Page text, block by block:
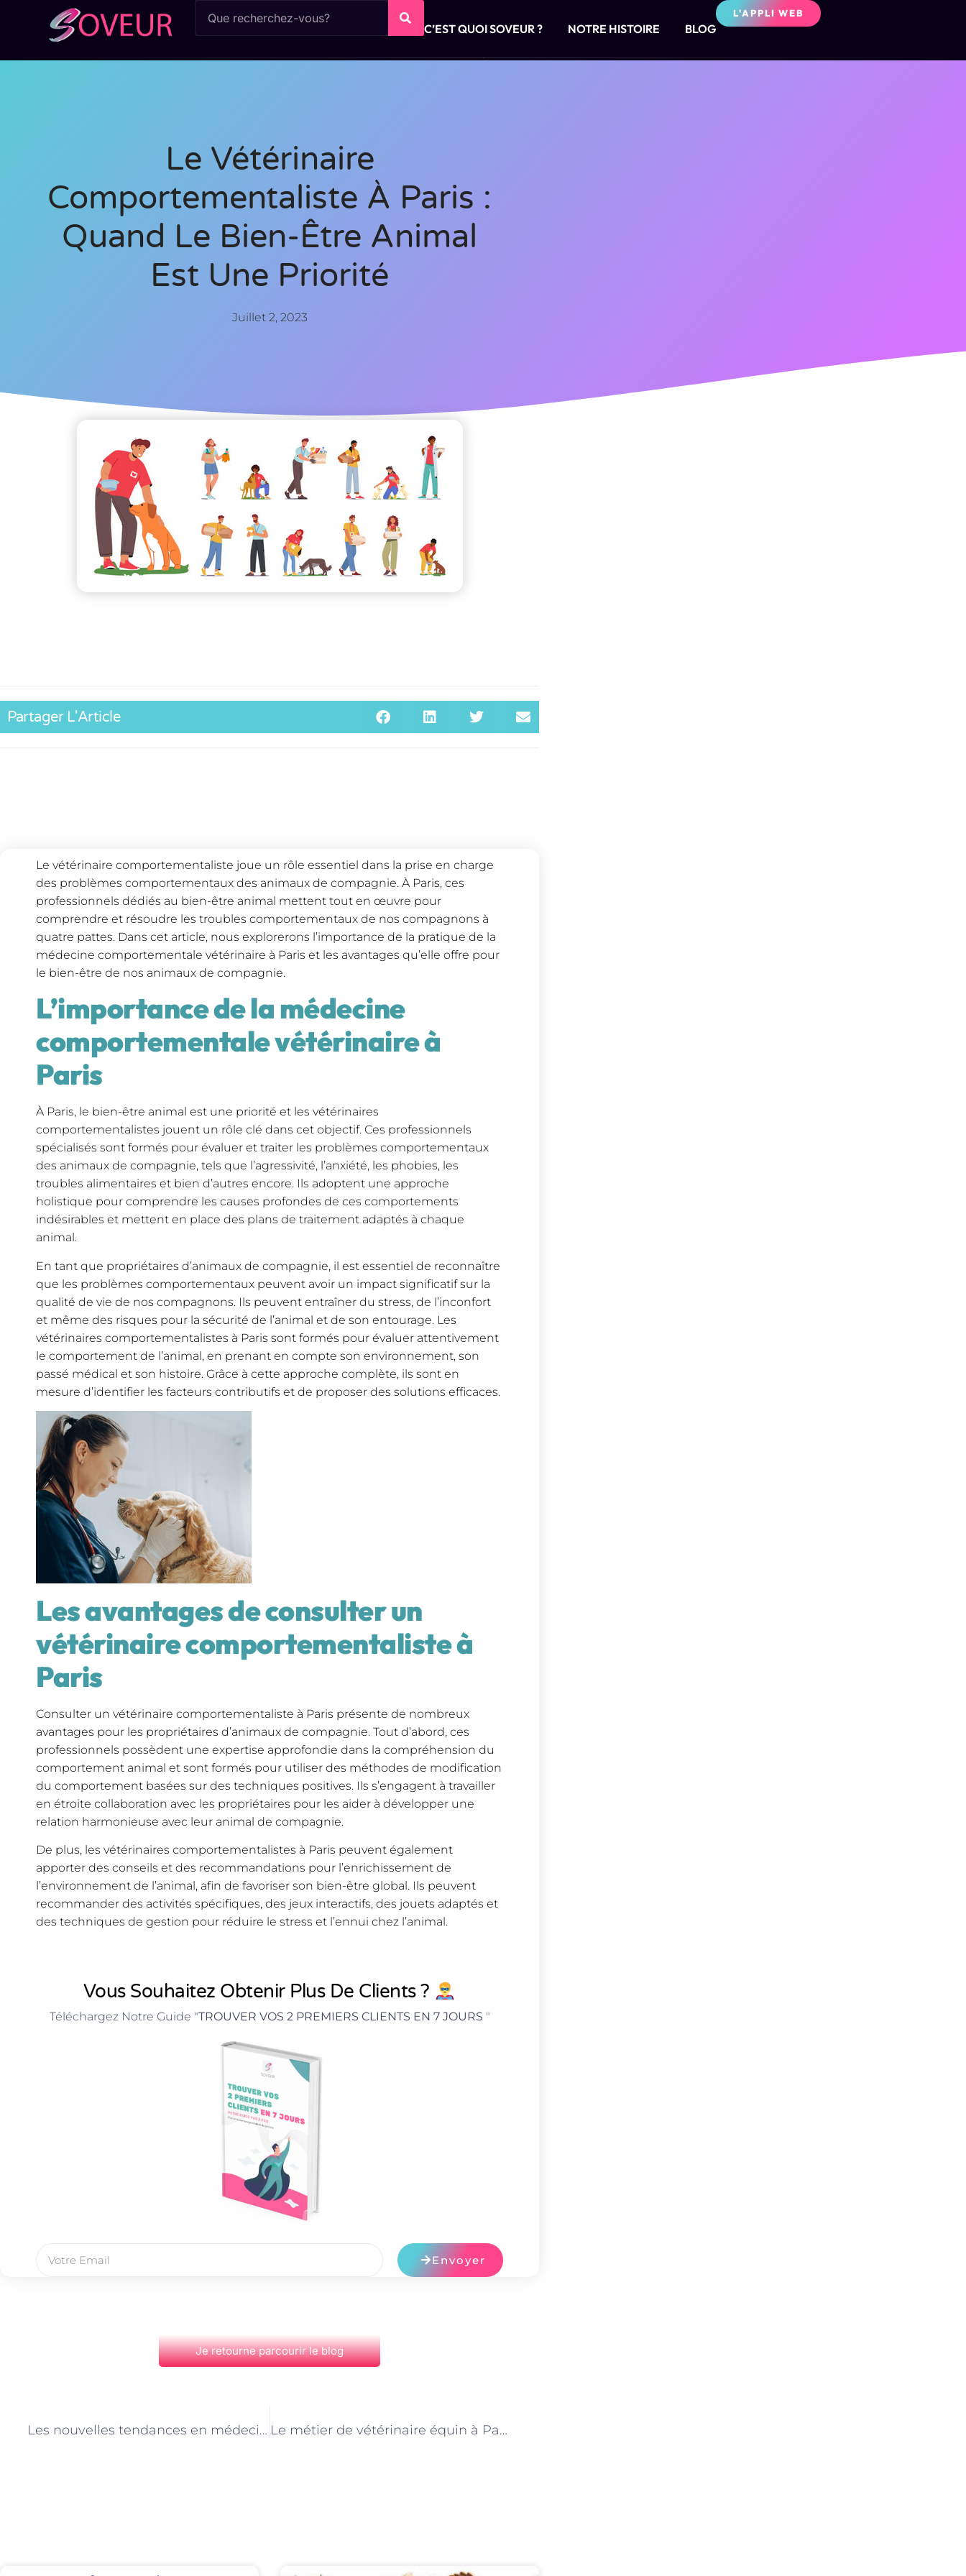
C’EST QUOI SOVEUR ? NOTRE HISTOIRE BLOG
L'APPLI WEB
Le Vétérinaire
Comportementaliste À Paris :
Quand Le Bien-Être Animal
Est Une Priorité
Juillet 2, 2023
Partager L'Article
Le vétérinaire comportementaliste joue un rôle essentiel dans la prise en charge
des problèmes comportementaux des animaux de compagnie. À Paris, ces
professionnels dédiés au bien-être animal mettent tout en œuvre pour
comprendre et résoudre les troubles comportementaux de nos compagnons à
quatre pattes. Dans cet article, nous explorerons l’importance de la pratique de la
médecine comportementale vétérinaire à Paris et les avantages qu’elle offre pour
le bien-être de nos animaux de compagnie.
L’importance de la médecine
comportementale vétérinaire à
Paris
À Paris, le bien-être animal est une priorité et les vétérinaires
comportementalistes jouent un rôle clé dans cet objectif. Ces professionnels
spécialisés sont formés pour évaluer et traiter les problèmes comportementaux
des animaux de compagnie, tels que l’agressivité, l’anxiété, les phobies, les
troubles alimentaires et bien d’autres encore. Ils adoptent une approche
holistique pour comprendre les causes profondes de ces comportements
indésirables et mettent en place des plans de traitement adaptés à chaque
animal.
En tant que propriétaires d’animaux de compagnie, il est essentiel de reconnaître
que les problèmes comportementaux peuvent avoir un impact significatif sur la
qualité de vie de nos compagnons. Ils peuvent entraîner du stress, de l’inconfort
et même des risques pour la sécurité de l’animal et de son entourage. Les
vétérinaires comportementalistes à Paris sont formés pour évaluer attentivement
le comportement de l’animal, en prenant en compte son environnement, son
passé médical et son histoire. Grâce à cette approche complète, ils sont en
mesure d’identifier les facteurs contributifs et de proposer des solutions efficaces.
Les avantages de consulter un
vétérinaire comportementaliste à
Paris
Consulter un vétérinaire comportementaliste à Paris présente de nombreux
avantages pour les propriétaires d’animaux de compagnie. Tout d’abord, ces
professionnels possèdent une expertise approfondie dans la compréhension du
comportement animal et sont formés pour utiliser des méthodes de modification
du comportement basées sur des techniques positives. Ils s’engagent à travailler
en étroite collaboration avec les propriétaires pour les aider à développer une
relation harmonieuse avec leur animal de compagnie.
De plus, les vétérinaires comportementalistes à Paris peuvent également
apporter des conseils et des recommandations pour l’enrichissement de
l’environnement de l’animal, afin de favoriser son bien-être global. Ils peuvent
recommander des activités spécifiques, des jeux interactifs, des jouets adaptés et
des techniques de gestion pour réduire le stress et l’ennui chez l’animal.
Vous Souhaitez Obtenir Plus De Clients ?
Téléchargez Notre Guide "TROUVER VOS 2 PREMIERS CLIENTS EN 7 JOURS "
Envoyer
Je retourne parcourir le blog
Les nouvelles tendances en médecine vétérinaire à Paris Le métier de vétérinaire équin à Paris : entre passion et technicité